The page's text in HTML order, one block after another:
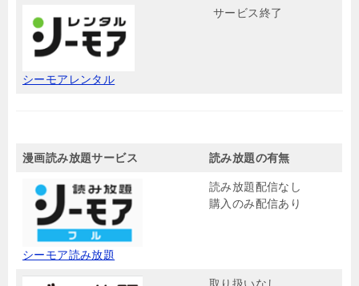
シーモアレンタル
サービス終了
漫画読み放題サービス 読み放題の有無
シーモア読み放題
読み放題配信なし
購入のみ配信あり
取り扱いなし